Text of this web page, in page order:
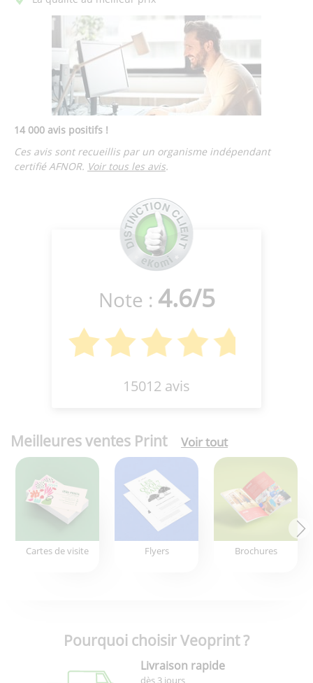
14 000 avis positifs !
Ces avis sont recueillis par un organisme indépendant
certifié AFNOR. Voir tous les avis.
Note : 4.6/5
15012 avis
Meilleures ventes Print Voir tout
Cartes de visite Flyers Brochures
Pourquoi choisir Veoprint ?
Livraison rapide
dès 3 jours